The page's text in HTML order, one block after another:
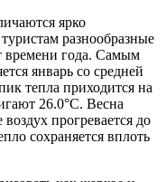
ярко
разнообразные
времени года. Самым
январь со средней
тепла приходится на
26.0°C. Весна
прогревается до
сохраняется вплоть